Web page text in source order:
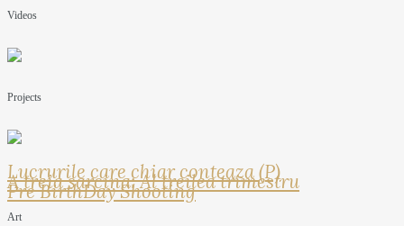
Videos
Projects
Lucrurile care chiar conteaza (P)
A treia sarcina: Al treilea trimestru
Pre BirthDay Shooting
Art